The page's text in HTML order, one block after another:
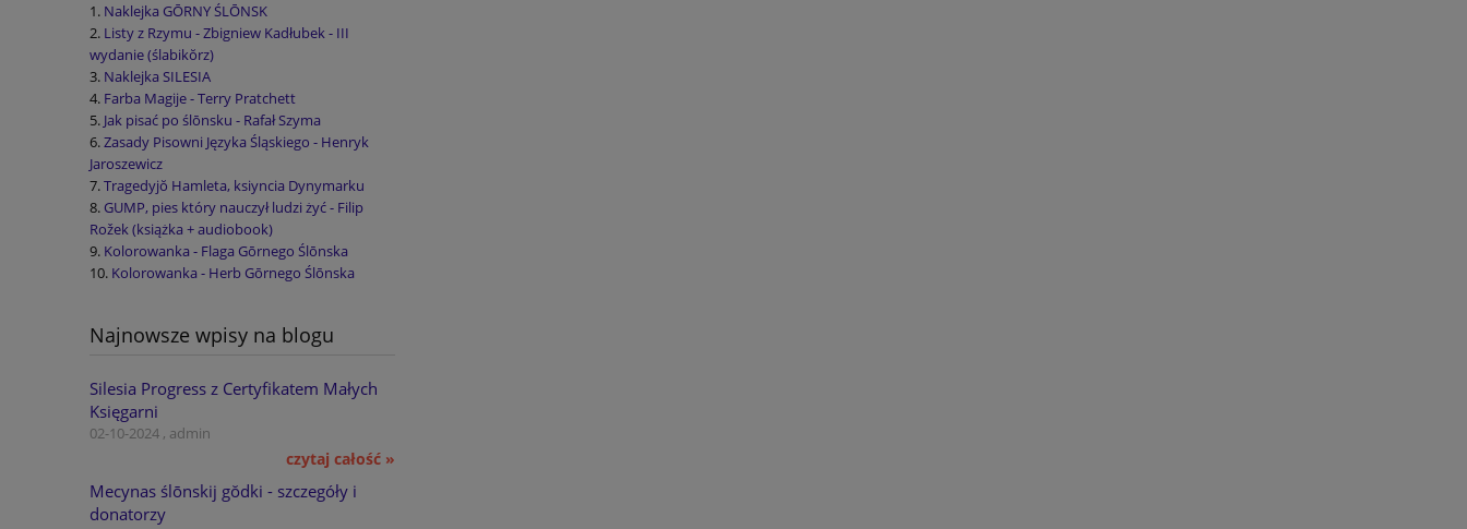
Naklejka GŌRNY ŚLŌNSK
Listy z Rzymu - Zbigniew Kadłubek - III
wydanie (ślabikŏrz)
Naklejka SILESIA
Farba Magije - Terry Pratchett
Jak pisać po ślōnsku - Rafał Szyma
Zasady Pisowni Języka Śląskiego - Henryk
Jaroszewicz
Tragedyjŏ Hamleta, ksiyncia Dynymarku
GUMP, pies który nauczył ludzi żyć - Filip
Rožek (książka + audiobook)
Kolorowanka - Flaga Gōrnego Ślōnska
Kolorowanka - Herb Gōrnego Ślōnska
Najnowsze wpisy na blogu
Silesia Progress z Certyfikatem Małych
Księgarni
02-10-2024 , admin
czytaj całość »
Mecynas ślōnskij gŏdki - szczegóły i
donatorzy